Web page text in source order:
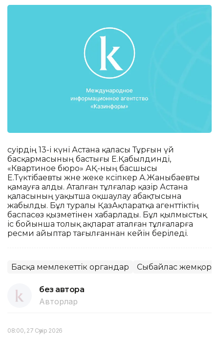
сәуірдің 13-і күні Астана қаласы Тұрғын үй
басқармасының бастығы Е.Қабылдинді,
«Квартиное бюро» АҚ-ның басшысы
Е.Түктібаевты және жеке кәсіпкер А.Жаныбаевты
қамауға алды. Аталған тұлғалар қазір Астана
қаласының уақытша оқшаулау абақтысына
жабылды. Бұл туралы ҚазАқпаратқа агенттіктің
баспасөз қызметінен хабарлады. Бұл қылмыстық
іс бойынша толық ақпарат аталған тұлғаларға
ресми айыптар тағылғаннан кейін беріледі.
Басқа мемлекеттік органдар Сыбайлас
без автора
Авторлар
08:00, 27 Сәуір 2026